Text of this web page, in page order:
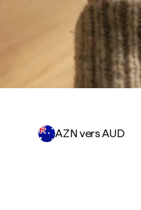
AZN vers AUD